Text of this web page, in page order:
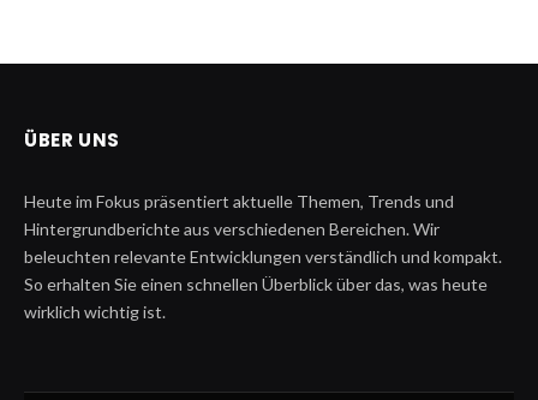
ÜBER UNS
Heute im Fokus präsentiert aktuelle Themen, Trends und
Hintergrundberichte aus verschiedenen Bereichen. Wir
beleuchten relevante Entwicklungen verständlich und kompakt.
So erhalten Sie einen schnellen Überblick über das, was heute
wirklich wichtig ist.